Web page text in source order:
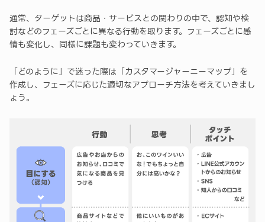
通常、ターゲットは商品・サービスとの関わりの中で、認知や検
討などのフェーズごとに異なる行動を取ります。フェーズごとに感
情も変化し、同様に課題も変わっていきます。
「どのように」で迷った際は「カスタマージャーニーマップ」を
作成し、フェーズに応じた適切なアプローチ方法を考えていきまし
ょう。